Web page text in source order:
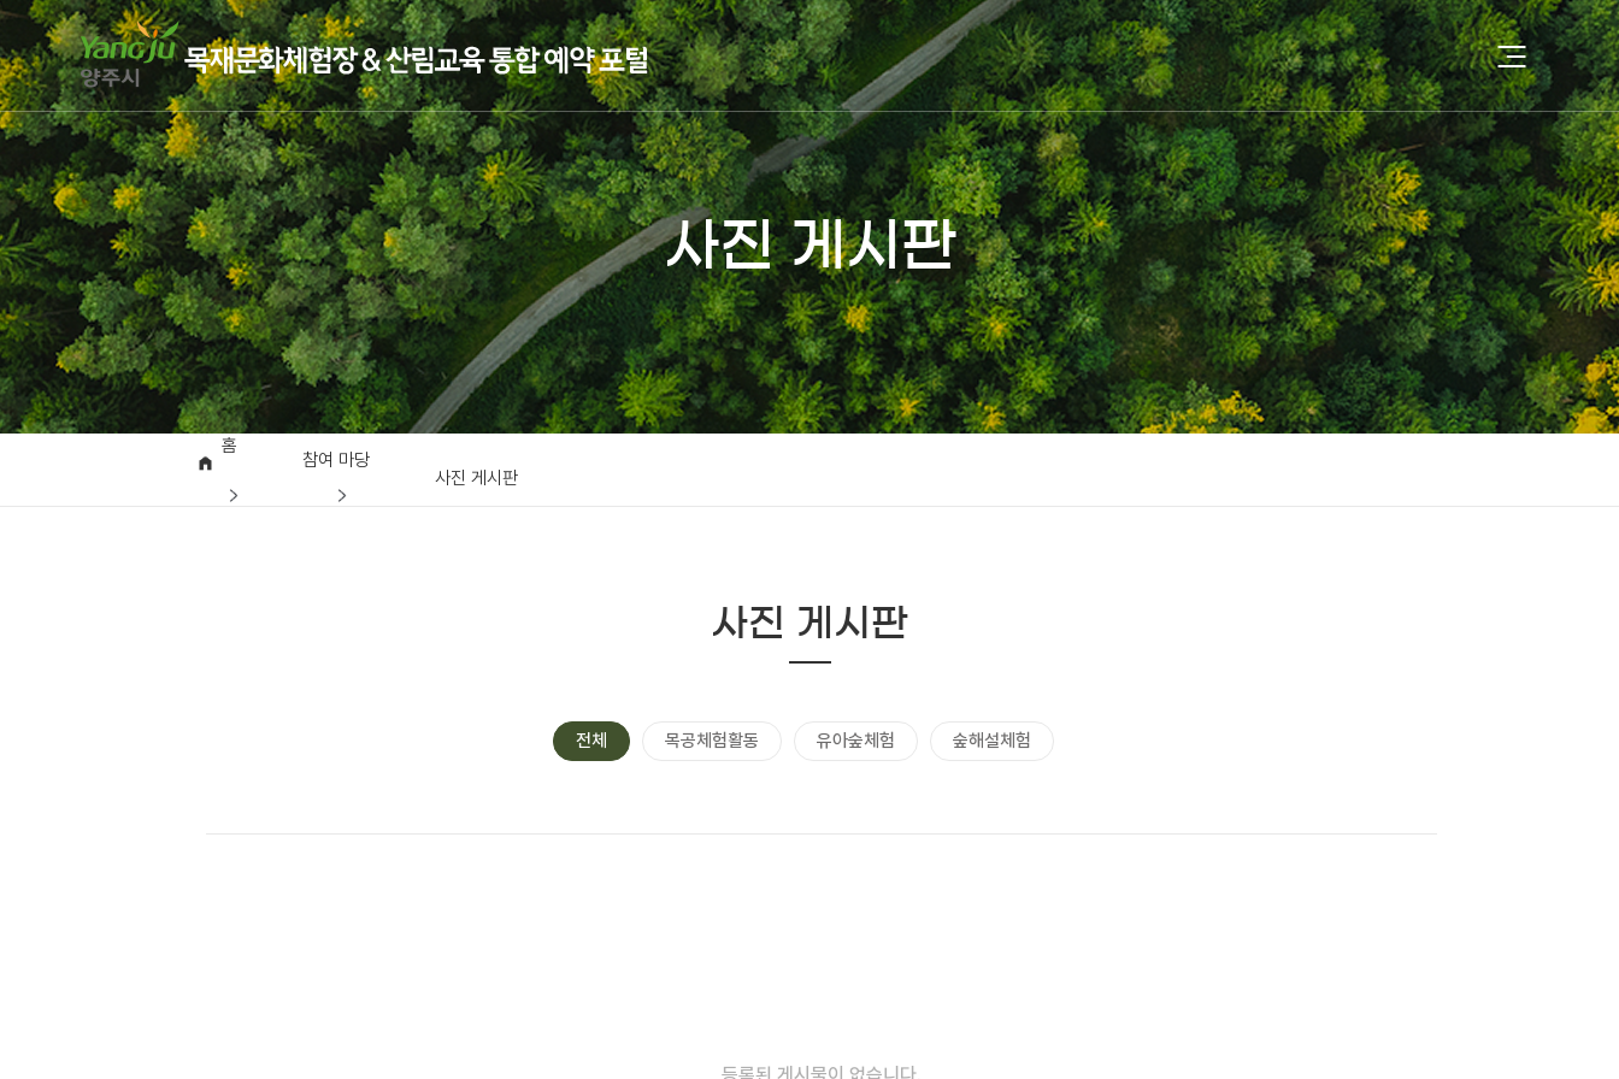
사진 게시판
홈
참여 마당
사진 게시판
사진 게시판
전체 목공체험활동 유아숲체험 숲해설체험